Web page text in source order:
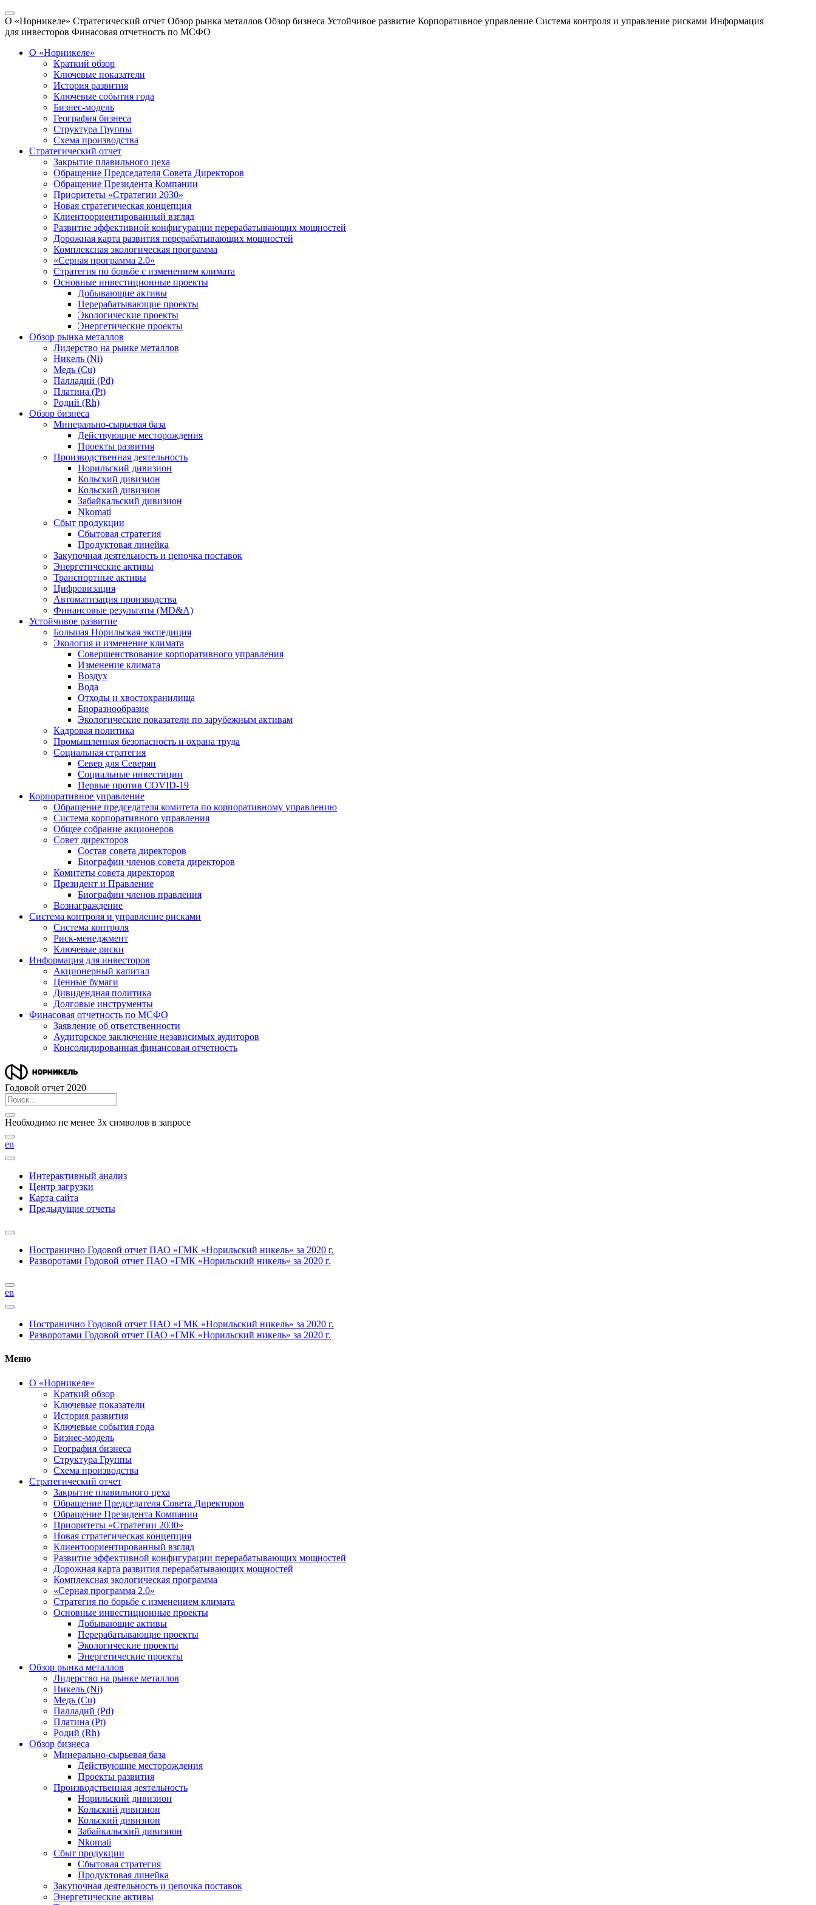
О «Норникеле» Стратегический отчет Обзор рынка металлов Обзор бизнеса Устойчивое развитие Корпоративное управление Система контроля и управление рисками Информация
для инвесторов Финасовая отчетность по МСФО
О «Норникеле»
Краткий обзор
Ключевые показатели
История развития
Ключевые события года
Бизнес-модель
География бизнеса
Структура Группы
Схема производства
Стратегический отчет
Закрытие плавильного цеха
Обращение Председателя Совета Директоров
Обращение Президента Компании
Приоритеты «Стратегии 2030»
Новая стратегическая концепция
Клиентоориентированный взгляд
Развитие эффективной конфигурации перерабатывающих мощностей
Дорожная карта развития перерабатывающих мощностей
Комплексная экологическая программа
«Серная программа 2.0»
Стратегия по борьбе с изменением климата
Основные инвестиционные проекты
Добывающие активы
Перерабатывающие проекты
Экологические проекты
Энергетические проекты
Обзор рынка металлов
Лидерство на рынке металлов
Никель (Ni)
Медь (Cu)
Палладий (Pd)
Платина (Pt)
Родий (Rh)
Обзор бизнеса
Минерально-сырьевая база
Действующие месторождения
Проекты развития
Производственная деятельность
Норильский дивизион
Кольский дивизион
Кольский дивизион
Забайкальский дивизион
Nkomati
Сбыт продукции
Сбытовая стратегия
Продуктовая линейка
Закупочная деятельность и цепочка поставок
Энергетические активы
Транспортные активы
Цифровизация
Автоматизация производства
Финансовые результаты (MD&A)
Устойчивое развитие
Большая Норильская экспедиция
Экология и изменение климата
Совершенствование корпоративного управления
Изменение климата
Воздух
Вода
Отходы и хвостохранилища
Биоразнообразие
Экологические показатели по зарубежным активам
Кадровая политика
Промышленная безопасность и охрана труда
Социальная стратегия
Север для Северян
Социальные инвестиции
Первые против COVID‑19
Корпоративное управление
Обращение председателя комитета по корпоративному управлению
Система корпоративного управления
Общее собрание акционеров
Совет директоров
Состав совета директоров
Биографии членов совета директоров
Комитеты совета директоров
Президент и Правление
Биографии членов правления
Вознаграждение
Система контроля и управление рисками
Система контроля
Риск-менеджмент
Ключевые риски
Информация для инвесторов
Акционерный капитал
Ценные бумаги
Дивидендная политика
Долговые инструменты
Финасовая отчетность по МСФО
Заявление об ответственности
Аудиторское заключение независимых аудиторов
Консолидированная финансовая отчетность
Годовой отчет 2020
Необходимо не менее 3х символов в запросе
en
Интерактивный анализ
Центр загрузки
Карта сайта
Предыдущие отчеты
Постранично Годовой отчет ПАО «ГМК «Норильский никель» за 2020 г.
Разворотами Годовой отчет ПАО «ГМК «Норильский никель» за 2020 г.
en
Постранично Годовой отчет ПАО «ГМК «Норильский никель» за 2020 г.
Разворотами Годовой отчет ПАО «ГМК «Норильский никель» за 2020 г.
Меню
О «Норникеле»
Краткий обзор
Ключевые показатели
История развития
Ключевые события года
Бизнес-модель
География бизнеса
Структура Группы
Схема производства
Стратегический отчет
Закрытие плавильного цеха
Обращение Председателя Совета Директоров
Обращение Президента Компании
Приоритеты «Стратегии 2030»
Новая стратегическая концепция
Клиентоориентированный взгляд
Развитие эффективной конфигурации перерабатывающих мощностей
Дорожная карта развития перерабатывающих мощностей
Комплексная экологическая программа
«Серная программа 2.0»
Стратегия по борьбе с изменением климата
Основные инвестиционные проекты
Добывающие активы
Перерабатывающие проекты
Экологические проекты
Энергетические проекты
Обзор рынка металлов
Лидерство на рынке металлов
Никель (Ni)
Медь (Cu)
Палладий (Pd)
Платина (Pt)
Родий (Rh)
Обзор бизнеса
Минерально-сырьевая база
Действующие месторождения
Проекты развития
Производственная деятельность
Норильский дивизион
Кольский дивизион
Кольский дивизион
Забайкальский дивизион
Nkomati
Сбыт продукции
Сбытовая стратегия
Продуктовая линейка
Закупочная деятельность и цепочка поставок
Энергетические активы